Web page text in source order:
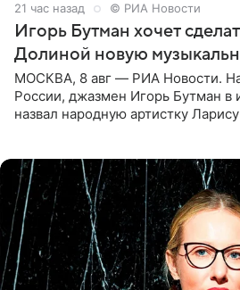
21 час назад © РИА Новости
Игорь Бутман хочет
Долиной новую
МОСКВА, 8 авг — РИА Новости.
России, джазмен Игорь Бутман в
назвал народную артистку